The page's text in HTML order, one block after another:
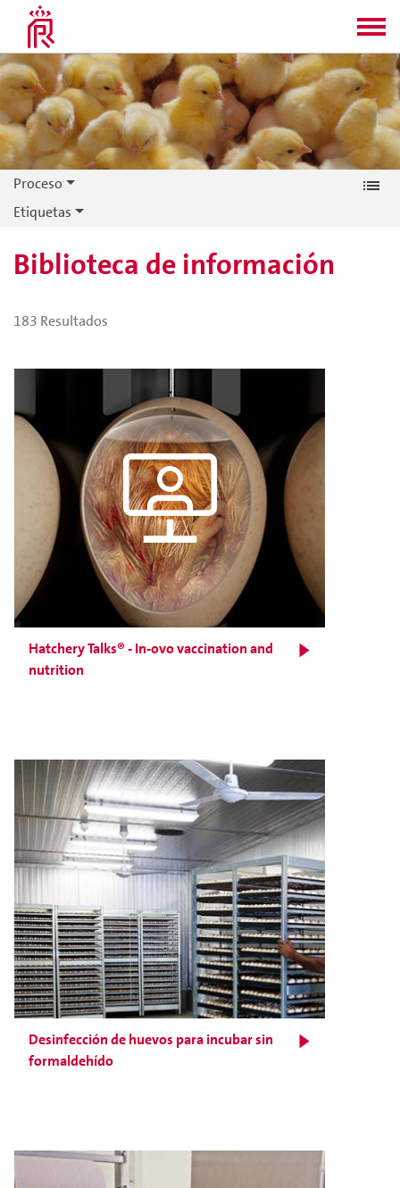
Proceso
Etiquetas
Biblioteca de información
183 Resultados
Hatchery Talks® - In-ovo vaccination and
nutrition
Desinfección de huevos para incubar sin
formaldehído